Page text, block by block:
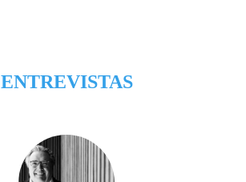
ENTREVISTAS